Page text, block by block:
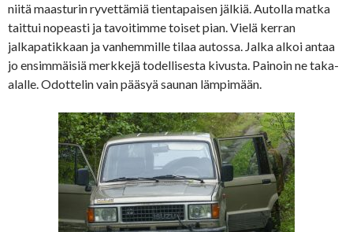
niitä maasturin ryvettämiä tientapaisen jälkiä. Autolla matka
taittui nopeasti ja tavoitimme toiset pian. Vielä kerran
jalkapatikkaan ja vanhemmille tilaa autossa. Jalka alkoi antaa
jo ensimmäisiä merkkejä todellisesta kivusta. Painoin ne taka-
alalle. Odottelin vain pääsyä saunan lämpimään.